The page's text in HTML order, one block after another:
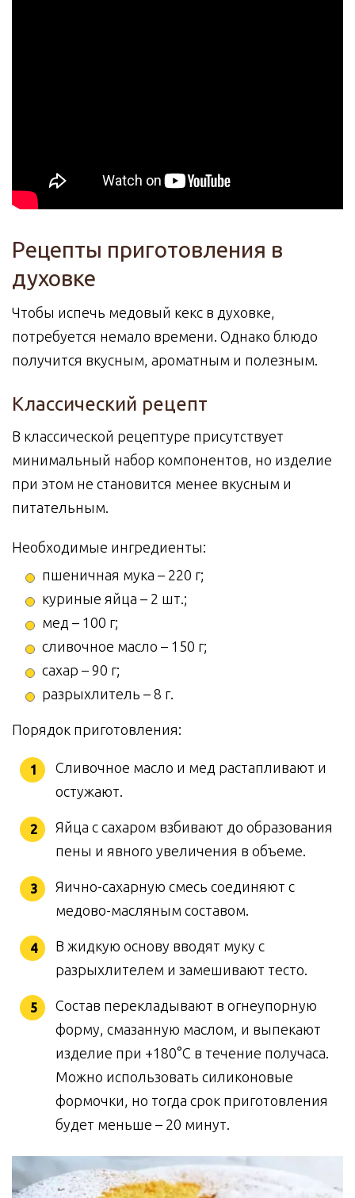
Рецепты приготовления в
духовке
Чтобы испечь медовый кекс в духовке,
потребуется немало времени. Однако блюдо
получится вкусным, ароматным и полезным.
Классический рецепт
В классической рецептуре присутствует
минимальный набор компонентов, но изделие
при этом не становится менее вкусным и
питательным.
Необходимые ингредиенты:
пшеничная мука – 220 г;
куриные яйца – 2 шт.;
мед – 100 г;
сливочное масло – 150 г;
сахар – 90 г;
разрыхлитель – 8 г.
Порядок приготовления:
Сливочное масло и мед растапливают и
остужают.
Яйца с сахаром взбивают до образования
пены и явного увеличения в объеме.
Яично-сахарную смесь соединяют с
медово-масляным составом.
В жидкую основу вводят муку с
разрыхлителем и замешивают тесто.
Состав перекладывают в огнеупорную
форму, смазанную маслом, и выпекают
изделие при +180°C в течение получаса.
Можно использовать силиконовые
формочки, но тогда срок приготовления
будет меньше – 20 минут.